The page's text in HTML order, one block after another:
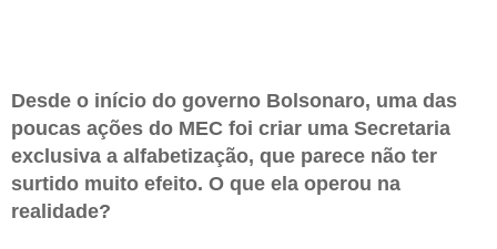
Desde o início do governo Bolsonaro, uma das
poucas ações do MEC foi criar uma Secretaria
exclusiva a alfabetização, que parece não ter
surtido muito efeito. O que ela operou na
realidade?